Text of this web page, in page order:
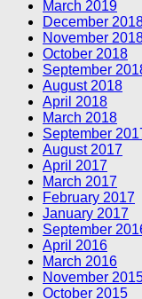
March 2019
December
November
October 2018
September
August 2018
April 2018
March 2018
September
August 2017
April 2017
March 2017
February 2017
January 2017
September
April 2016
March 2016
November
October 2015